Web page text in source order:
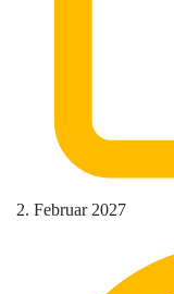
2. Februar 2027